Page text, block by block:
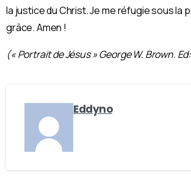
la justice du Christ. Je me réfugie sous la
grâce. Amen !
(« Portrait de Jésus » George W. Brown.
Eddyno